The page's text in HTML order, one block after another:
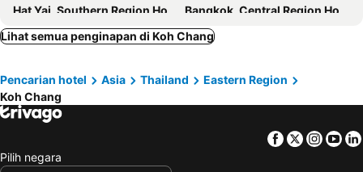
Hat Yai, Southern Region Hotels
Bangkok, Central Region Hotels
Patong Beach, Southern Region Hotels
Krabi, Southern Region Hotels
Ao Nang, Southern Region Hotels
Satun, Southern Region Hotels
Koh Lipe, Southern Region Hotels
Lihat semua penginapan di Koh Chang
Pencarian hotel Asia Thailand
Eastern Region
Koh Chang
Facebook
Twitter
Pilih negara